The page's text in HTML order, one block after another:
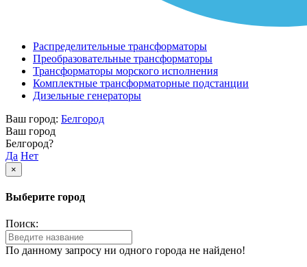
Распределительные трансформаторы
Преобразовательные трансформаторы
Трансформаторы морского исполнения
Комплектные трансформаторные подстанции
Дизельные генераторы
Ваш город: Белгород
Ваш город
Белгород?
Да Нет
×
Выберите город
Поиск:
По данному запросу ни одного города не найдено!